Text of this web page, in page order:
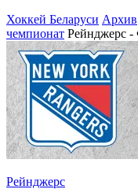
Хоккей Беларуси Архив
чемпионат Рейнджерс -
Рейнджерс